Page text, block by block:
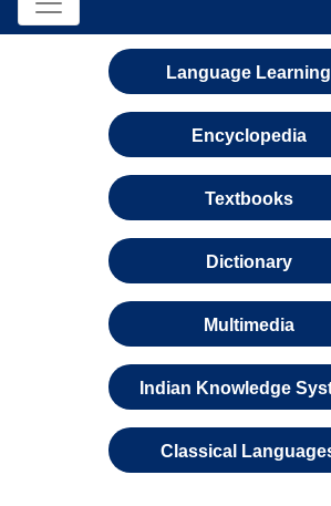
Language Learning
Encyclopedia
Textbooks
Dictionary
Multimedia
Indian Knowledge
Classical